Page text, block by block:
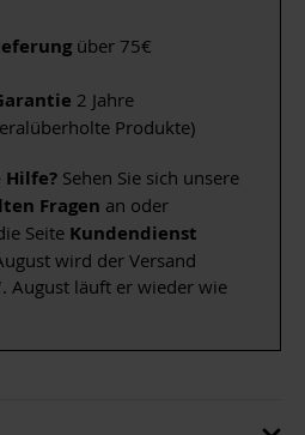
über 75€
2 Jahre
Produkte)
Hilfe? Sehen Sie sich unsere
Fragen an oder
Seite Kundendienst
wird der Versand
August läuft er wieder wie